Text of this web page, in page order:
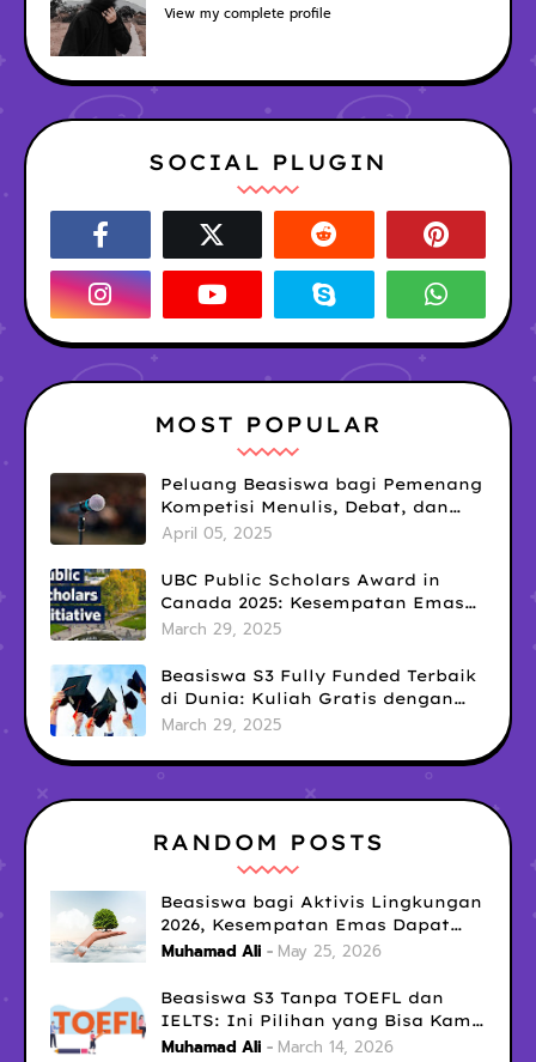
View my complete profile
SOCIAL PLUGIN
MOST POPULAR
Peluang Beasiswa bagi Pemenang
Kompetisi Menulis, Debat, dan
Public Speaking: Kesempatan
April 05, 2025
UBC Public Scholars Award in
Canada 2025: Kesempatan Emas
untuk Meraih Pendanaan
March 29, 2025
Beasiswa S3 Fully Funded Terbaik
di Dunia: Kuliah Gratis dengan
Tunjangan Hidup Mewah!
March 29, 2025
RANDOM POSTS
Beasiswa bagi Aktivis Lingkungan
2026, Kesempatan Emas Dapat
Dana Pendidikan untuk Misi
Muhamad Ali May 25, 2026
Beasiswa S3 Tanpa TOEFL dan
IELTS: Ini Pilihan yang Bisa Kamu
Coba Sekarang!
Muhamad Ali March 14, 2026